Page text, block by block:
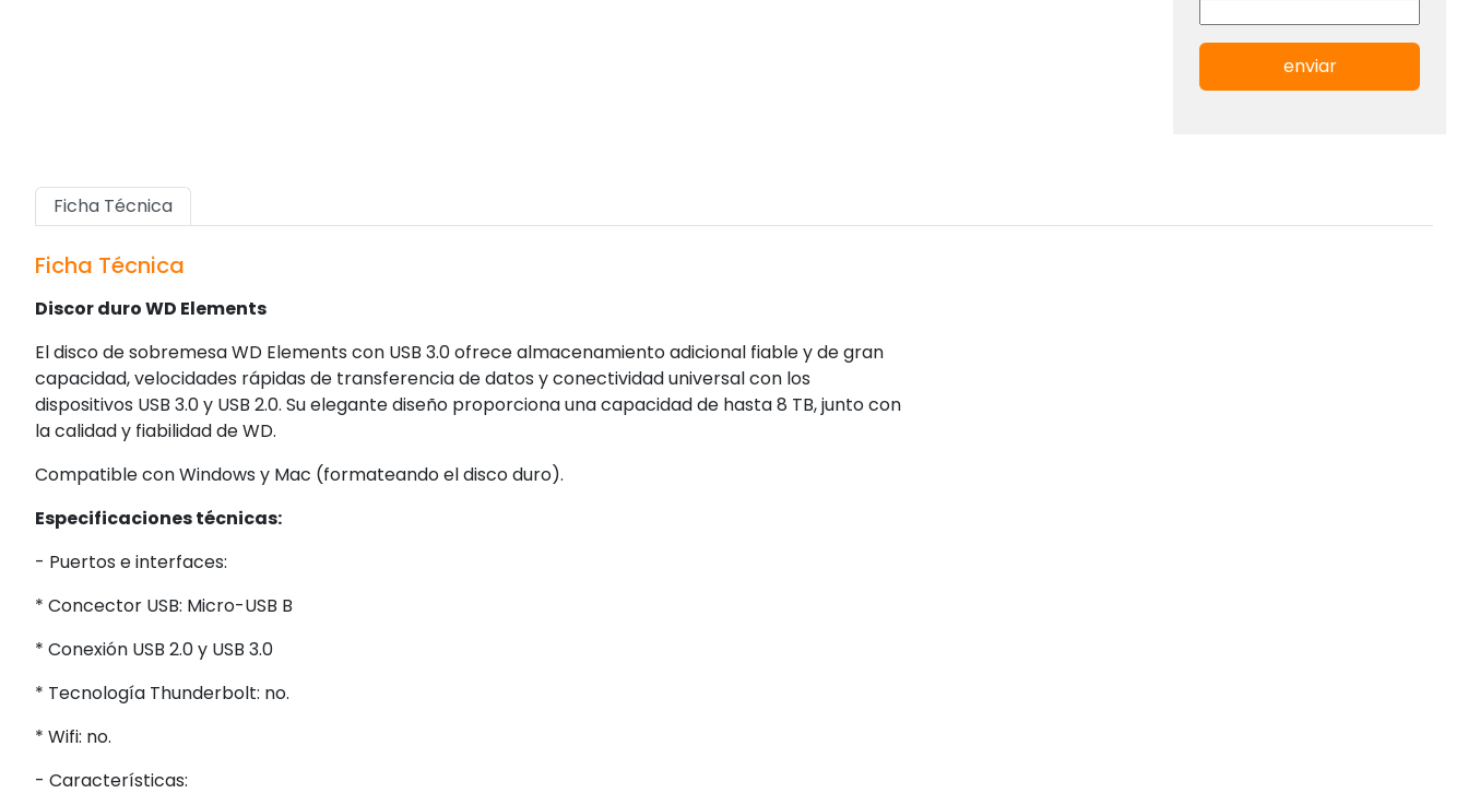
enviar
Ficha Técnica
Ficha Técnica
Discor duro WD Elements
El disco de sobremesa WD Elements con USB 3.0 ofrece almacenamiento adicional fiable y de gran
capacidad, velocidades rápidas de transferencia de datos y conectividad universal con los
dispositivos USB 3.0 y USB 2.0. Su elegante diseño proporciona una capacidad de hasta 8 TB, junto con
la calidad y fiabilidad de WD.
Compatible con Windows y Mac (formateando el disco duro).
Especificaciones técnicas:
- Puertos e interfaces:
* Concector USB: Micro-USB B
* Conexión USB 2.0 y USB 3.0
* Tecnología Thunderbolt: no.
* Wifi: no.
- Características: